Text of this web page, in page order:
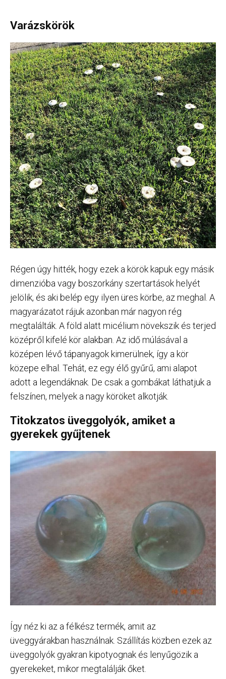
Varázskörök
Régen úgy hitték, hogy ezek a körök kapuk egy másik
dimenzióba vagy boszorkány szertartások helyét
jelölik, és aki belép egy ilyen üres körbe, az meghal. A
magyarázatot rájuk azonban már nagyon rég
megtalálták. A föld alatt micélium növekszik és terjed
középről kifelé kör alakban. Az idő múlásával a
középen lévő tápanyagok kimerülnek, így a kör
közepe elhal. Tehát, ez egy élő gyűrű, ami alapot
adott a legendáknak. De csak a gombákat láthatjuk a
felszínen, melyek a nagy köröket alkotják.
Titokzatos üveggolyók, amiket a
gyerekek gyűjtenek
Így néz ki az a félkész termék, amit az
üveggyárakban használnak. Szállítás közben ezek az
üveggolyók gyakran kipotyognak és lenyűgözik a
gyerekeket, mikor megtalálják őket.